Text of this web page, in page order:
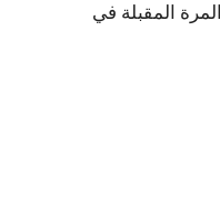
المقبلة في